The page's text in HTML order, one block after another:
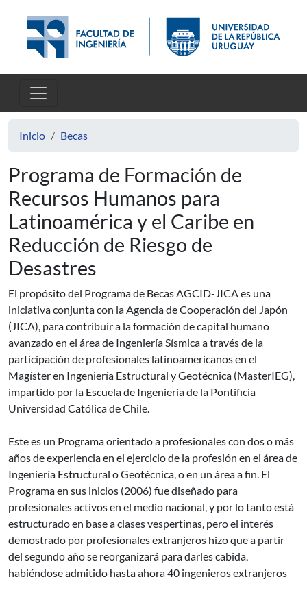
Inicio Becas
Programa de Formación de
Recursos Humanos para
Latinoamérica y el Caribe en
Reducción de Riesgo de
Desastres
El propósito del Programa de Becas AGCID-JICA es una
iniciativa conjunta con la Agencia de Cooperación del Japón
(JICA), para contribuir a la formación de capital humano
avanzado en el área de Ingeniería Sísmica a través de la
participación de profesionales latinoamericanos en el
Magíster en Ingeniería Estructural y Geotécnica (MasterIEG),
impartido por la Escuela de Ingeniería de la Pontificia
Universidad Católica de Chile.
Este es un Programa orientado a profesionales con dos o más
años de experiencia en el ejercicio de la profesión en el área de
Ingeniería Estructural o Geotécnica, o en un área a fin. El
Programa en sus inicios (2006) fue diseñado para
profesionales activos en el medio nacional, y por lo tanto está
estructurado en base a clases vespertinas, pero el interés
demostrado por profesionales extranjeros hizo que a partir
del segundo año se reorganizará para darles cabida,
habiéndose admitido hasta ahora 40 ingenieros extranjeros